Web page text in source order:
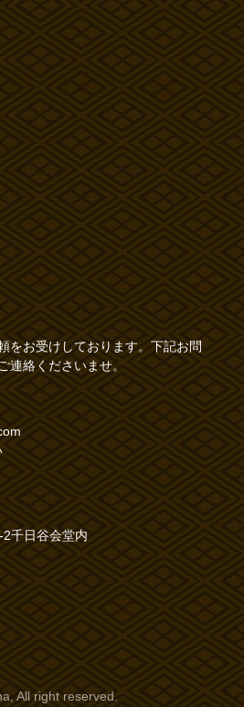
をお受けしております。下記お問
連絡くださいませ。
千日谷会堂内
All right reserved.